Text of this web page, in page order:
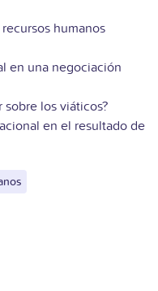
humanos
en una negociación
sobre los viáticos?
en el resultado de